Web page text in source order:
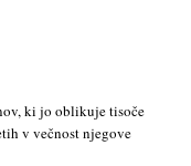
ki jo oblikuje tisoče
v večnost njegove